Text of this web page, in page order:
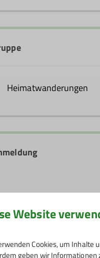
Kletterbetreuer*in
Heimatwanderungen
In den
Gelegenheit, auch
Informationen zu
Den Jahreswechsel
Glühwein und
Kontakt
Website
Cookies, um Inhalte
geben wir Informationen